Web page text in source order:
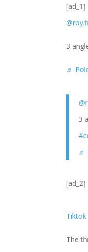
[ad_1]
3
♬
3
♬
[ad_2]
Tiktok
The